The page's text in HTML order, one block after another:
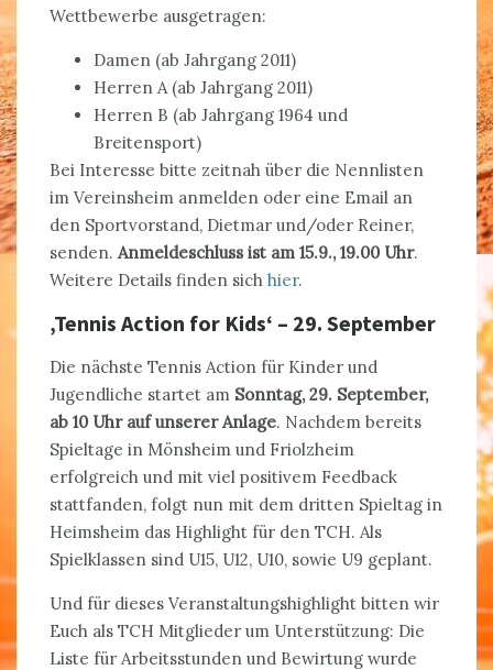
Wettbewerbe ausgetragen:
Damen (ab Jahrgang 2011)
Herren A (ab Jahrgang 2011)
Herren B (ab Jahrgang 1964 und
Breitensport)
Bei Interesse bitte zeitnah über die Nennlisten
im Vereinsheim anmelden oder eine Email an
den Sportvorstand, Dietmar und/oder Reiner,
senden. Anmeldeschluss ist am 15.9., 19.00 Uhr.
Weitere Details finden sich hier.
‚Tennis Action for Kids‘ – 29. September
Die nächste Tennis Action für Kinder und
Jugendliche startet am Sonntag, 29. September,
ab 10 Uhr auf unserer Anlage. Nachdem bereits
Spieltage in Mönsheim und Friolzheim
erfolgreich und mit viel positivem Feedback
stattfanden, folgt nun mit dem dritten Spieltag in
Heimsheim das Highlight für den TCH. Als
Spielklassen sind U15, U12, U10, sowie U9 geplant.
Und für dieses Veranstaltungshighlight bitten wir
Euch als TCH Mitglieder um Unterstützung: Die
Liste für Arbeitsstunden und Bewirtung wurde